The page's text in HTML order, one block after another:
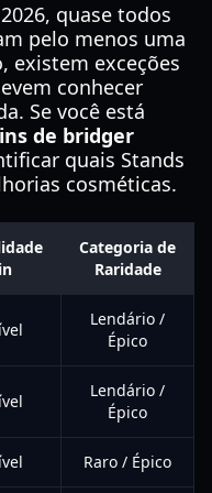
quase todos
pelo menos uma
existem exceções
conhecer
Se você está
de bridger
quais Stands
cosméticas.
Categoria de
Raridade
Lendário /
Épico
Lendário /
Épico
Raro / Épico